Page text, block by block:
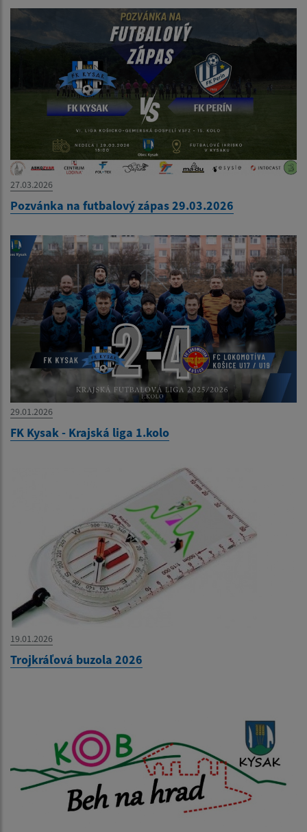
27.03.2026
Pozvánka na futbalový zápas 29.03.2026
29.01.2026
FK Kysak - Krajská liga 1.kolo
19.01.2026
Trojkráľová buzola 2026